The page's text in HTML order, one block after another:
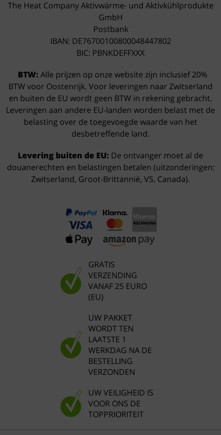
The Heat Company Aktivwärme- und Aktivkühlprodukte
GmbH
Postbank
IBAN: DE76700100800048447802
BIC: PBNKDEFFXXX
BTW: Alle prijzen op onze website zijn inclusief 20%
BTW voor Oostenrijk. Voor leveringen naar Zwitserland
en buiten de EU wordt geen BTW in rekening gebracht.
Leveringen aan andere EU-landen worden belast met de
belasting over de toegevoegde waarde van het
desbetreffende land.
Levering buiten de EU: De ontvanger moet al de
douanerechten en belastingen betalen (uitzonderingen:
Zwitserland, Groot-Brittannië, VS, Canada).
GRATIS
VERZENDING
VANAF 25 EURO
(EU)
UW PAKKET
WORDT TEN
LAATSTE 1
WERKDAG NA DE
BESTELLING
VERZONDEN
UW VEILIGHEID IS
VOOR ONS DE
TOPPRIORITEIT